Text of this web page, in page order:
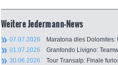
Weitere Jedermann-News
07.07.2026 Maratona dles Dolomites:
01.07.2026 Granfondo Livigno:
30.06.2026 Tour Transalp: Finale